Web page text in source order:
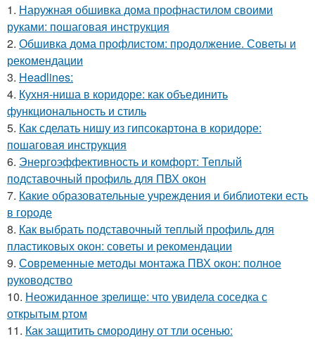
1. Наружная обшивка дома профнастилом своими
руками: пошаговая инструкция
2. Обшивка дома профлистом: продолжение. Советы и
рекомендации
3. Headlines:
4. Кухня-ниша в коридоре: как объединить
функциональность и стиль
5. Как сделать нишу из гипсокартона в коридоре:
пошаговая инструкция
6. Энергоэффективность и комфорт: Теплый
подставочный профиль для ПВХ окон
7. Какие образовательные учреждения и библиотеки есть
в городе
8. Как выбрать подставочный теплый профиль для
пластиковых окон: советы и рекомендации
9. Современные методы монтажа ПВХ окон: полное
руководство
10. Неожиданное зрелище: что увидела соседка с
открытым ртом
11. Как защитить смородину от тли осенью: